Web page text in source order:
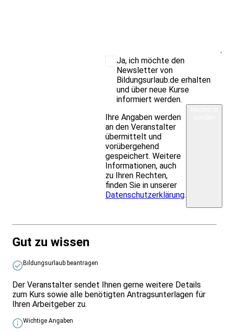
Ja, ich möchte den
Newsletter von
Bildungsurlaub.de erhalten
und über neue Kurse
informiert werden.
Ihre Angaben werden
an den Veranstalter
übermittelt und
vorübergehend
gespeichert. Weitere
Informationen, auch
zu Ihren Rechten,
finden Sie in unserer
Datenschutzerklärung.
Gut zu wissen
Bildungsurlaub beantragen
Der Veranstalter sendet Ihnen gerne weitere Details
zum Kurs sowie alle benötigten Antragsunterlagen für
Ihren Arbeitgeber zu.
Wichtige Angaben